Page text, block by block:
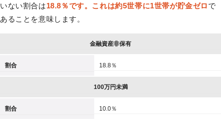
いない割合は18.8％です。これは約5世帯に1世帯が貯金ゼロ で
あることを意味します。
金融資産非保有
割合 18.8％
100万円未満
割合 10.0％